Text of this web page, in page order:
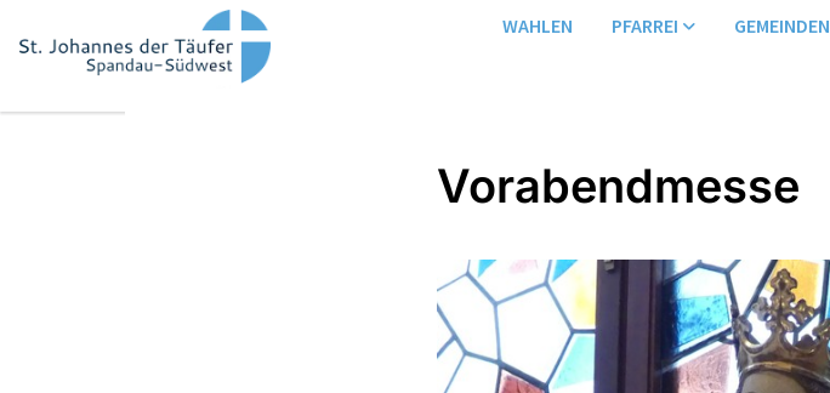
WAHLEN PFARREI GEMEINDEN
Vorabendmesse